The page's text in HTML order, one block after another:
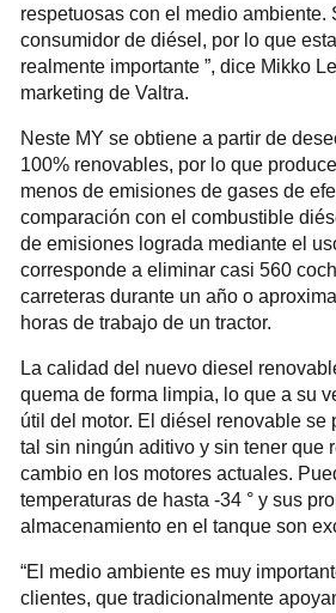
respetuosas con el medio ambiente.
consumidor de diésel, por lo que
realmente importante ”, dice Mikko
marketing de Valtra.
Neste MY se obtiene a partir de
100% renovables, por lo que
menos de emisiones de gases de
comparación con el combustible
de emisiones lograda mediante el
corresponde a eliminar casi 560
carreteras durante un año o
horas de trabajo de un tractor.
La calidad del nuevo diesel
quema de forma limpia, lo que a su
útil del motor. El diésel renovable se
tal sin ningún aditivo y sin tener que
cambio en los motores actuales.
temperaturas de hasta -34 ° y sus
almacenamiento en el tanque son
“El medio ambiente es muy
clientes, que tradicionalmente